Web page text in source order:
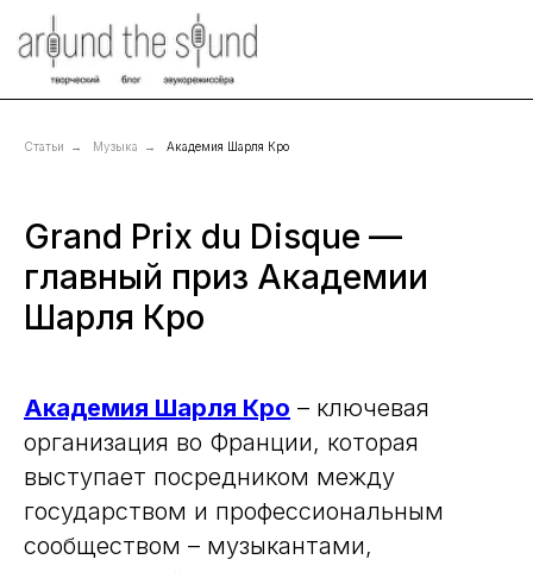
Статьи → Музыка → Академия Шарля Кро
Grand Prix du Disque —
главный приз Академии
Шарля Кро
Академия Шарля Кро – ключевая
организация во Франции, которая
выступает посредником между
государством и профессиональным
сообществом – музыкантами,